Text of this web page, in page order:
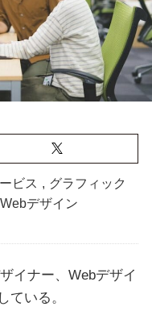
ビス , グラフィック
Webデザイン
イナー、Webデザイ
ている。